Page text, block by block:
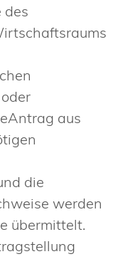
des
aus
die
werden
übermittelt.